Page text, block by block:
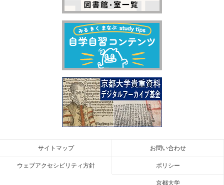
お問い合わせ
サイトマップ
ポリシー
ウェブアクセシビリティ方針
京都大学